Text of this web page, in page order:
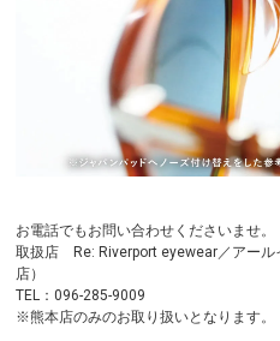
お電話でもお問い合わせくださいませ。
取扱店 Re: Riverport eyewear／アール
店）
TEL：096-285-9009
※熊本店のみのお取り扱いとなります。